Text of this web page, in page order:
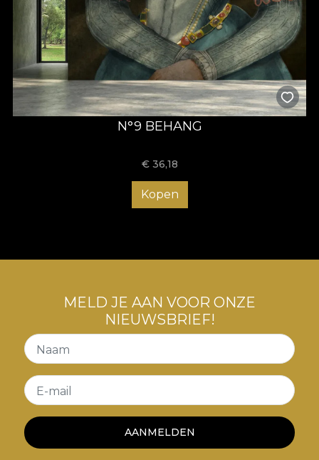
N°9 BEHANG
€ 36,18
Kopen
MELD JE AAN VOOR ONZE
NIEUWSBRIEF!
Naam
E-mail
AANMELDEN